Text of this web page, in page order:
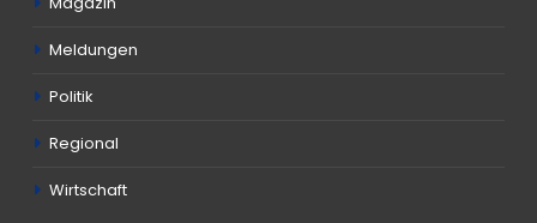
Meldungen
Politik
Regional
Wirtschaft